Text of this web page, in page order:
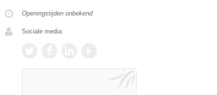
Openingstijden onbekend
Sociale media: